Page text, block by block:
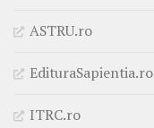
ASTRU.ro
EdituraSapientia.ro
ITRC.ro